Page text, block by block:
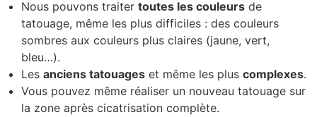
Nous pouvons traiter toutes les couleurs de
tatouage, même les plus difficiles : des couleurs
sombres aux couleurs plus claires (jaune, vert,
bleu…).
Les anciens tatouages et même les plus complexes.
Vous pouvez même réaliser un nouveau tatouage sur
la zone après cicatrisation complète.